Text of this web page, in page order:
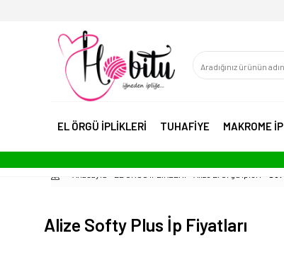
EL ÖRGÜ İPLİKLERİ TUHAFİYE MAKROME İP
Alize Softy Plus İp Fiyatları